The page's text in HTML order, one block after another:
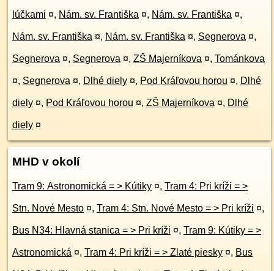
lúčkami ¤, Nám. sv. Františka ¤, Nám. sv. Františka ¤,
Nám. sv. Františka ¤, Nám. sv. Františka ¤, Segnerova ¤,
Segnerova ¤, Segnerova ¤, ZŠ Majerníkova ¤, Tománkova
¤, Segnerova ¤, Dlhé diely ¤, Pod Kráľovou horou ¤, Dlhé
diely ¤, Pod Kráľovou horou ¤, ZŠ Majerníkova ¤, Dlhé
diely ¤
MHD v okolí
Tram 9: Astronomická = > Kútiky ¤, Tram 4: Pri kríži = >
Stn. Nové Mesto ¤, Tram 4: Stn. Nové Mesto = > Pri kríži ¤,
Bus N34: Hlavná stanica = > Pri kríži ¤, Tram 9: Kútiky = >
Astronomická ¤, Tram 4: Pri kríži = > Zlaté piesky ¤, Bus